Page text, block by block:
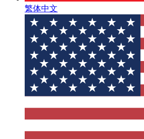
繁体中文